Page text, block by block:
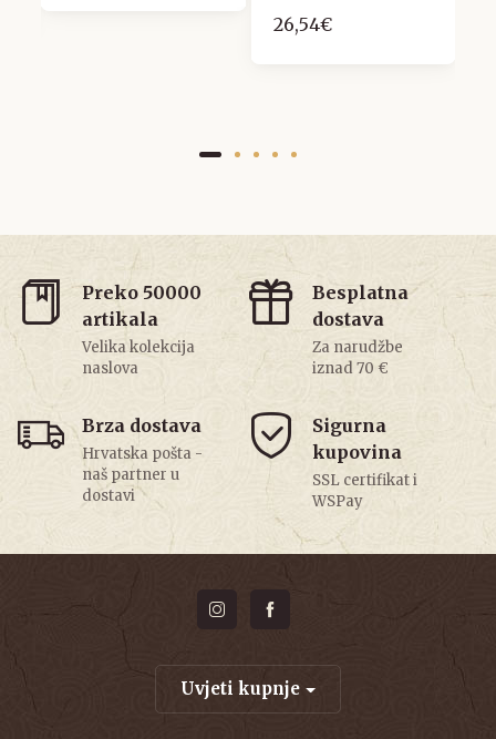
26,54€
Preko 50000
artikala
Velika kolekcija
naslova
Besplatna
dostava
Za narudžbe
iznad 70 €
Brza dostava
Hrvatska pošta -
naš partner u
dostavi
Sigurna
kupovina
SSL certifikat i
WSPay
Uvjeti kupnje